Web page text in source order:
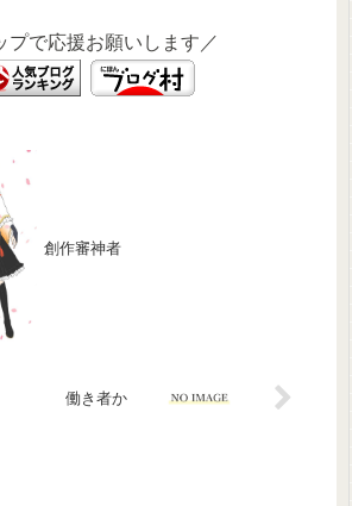
プで応援お願いします／
創作審神者
働き者か